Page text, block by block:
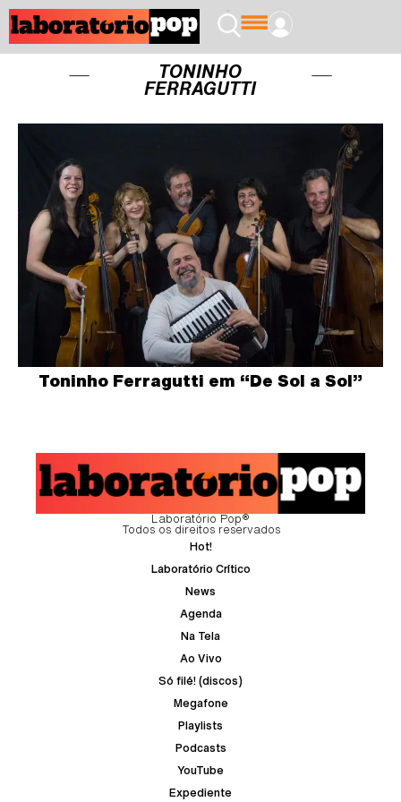
TONINHO
FERRAGUTTI
Toninho Ferragutti em “De Sol a Sol”
Laboratório Pop®
Todos os direitos reservados
Hot!
Laboratório Crítico
News
Agenda
Na Tela
Ao Vivo
Só filé! (discos)
Megafone
Playlists
Podcasts
YouTube
Expediente